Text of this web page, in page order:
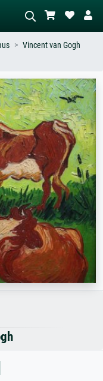
Sie die Szene – z.B. Grüne
mit viel Rot, Dunkles
Stehender Akt neben einem
Baum.
Vincent van Gogh